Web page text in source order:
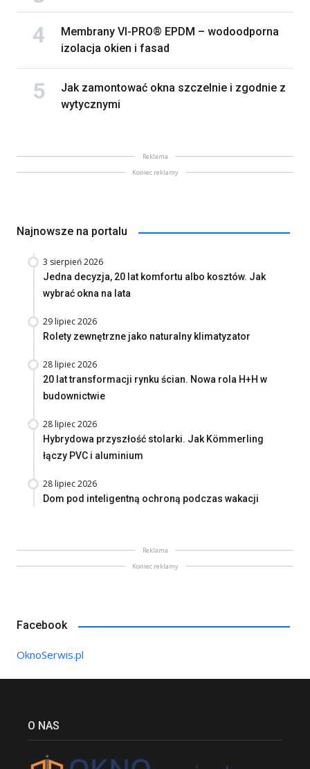
Membrany VI-PRO® EPDM – wodoodporna
izolacja okien i fasad
Jak zamontować okna szczelnie i zgodnie z
wytycznymi
Reklama
Koniec reklamy
Najnowsze na portalu
3 sierpień 2026
Jedna decyzja, 20 lat komfortu albo kosztów. Jak
wybrać okna na lata
29 lipiec 2026
Rolety zewnętrzne jako naturalny klimatyzator
28 lipiec 2026
20 lat transformacji rynku ścian. Nowa rola H+H w
budownictwie
28 lipiec 2026
Hybrydowa przyszłość stolarki. Jak Kömmerling
łączy PVC i aluminium
28 lipiec 2026
Dom pod inteligentną ochroną podczas wakacji
Reklama
Koniec reklamy
Facebook
OknoSerwis.pl
O NAS